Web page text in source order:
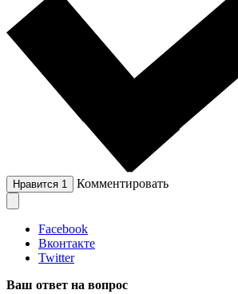
Нравится 1 Комментировать
Facebook
Вконтакте
Twitter
Ваш ответ на вопрос